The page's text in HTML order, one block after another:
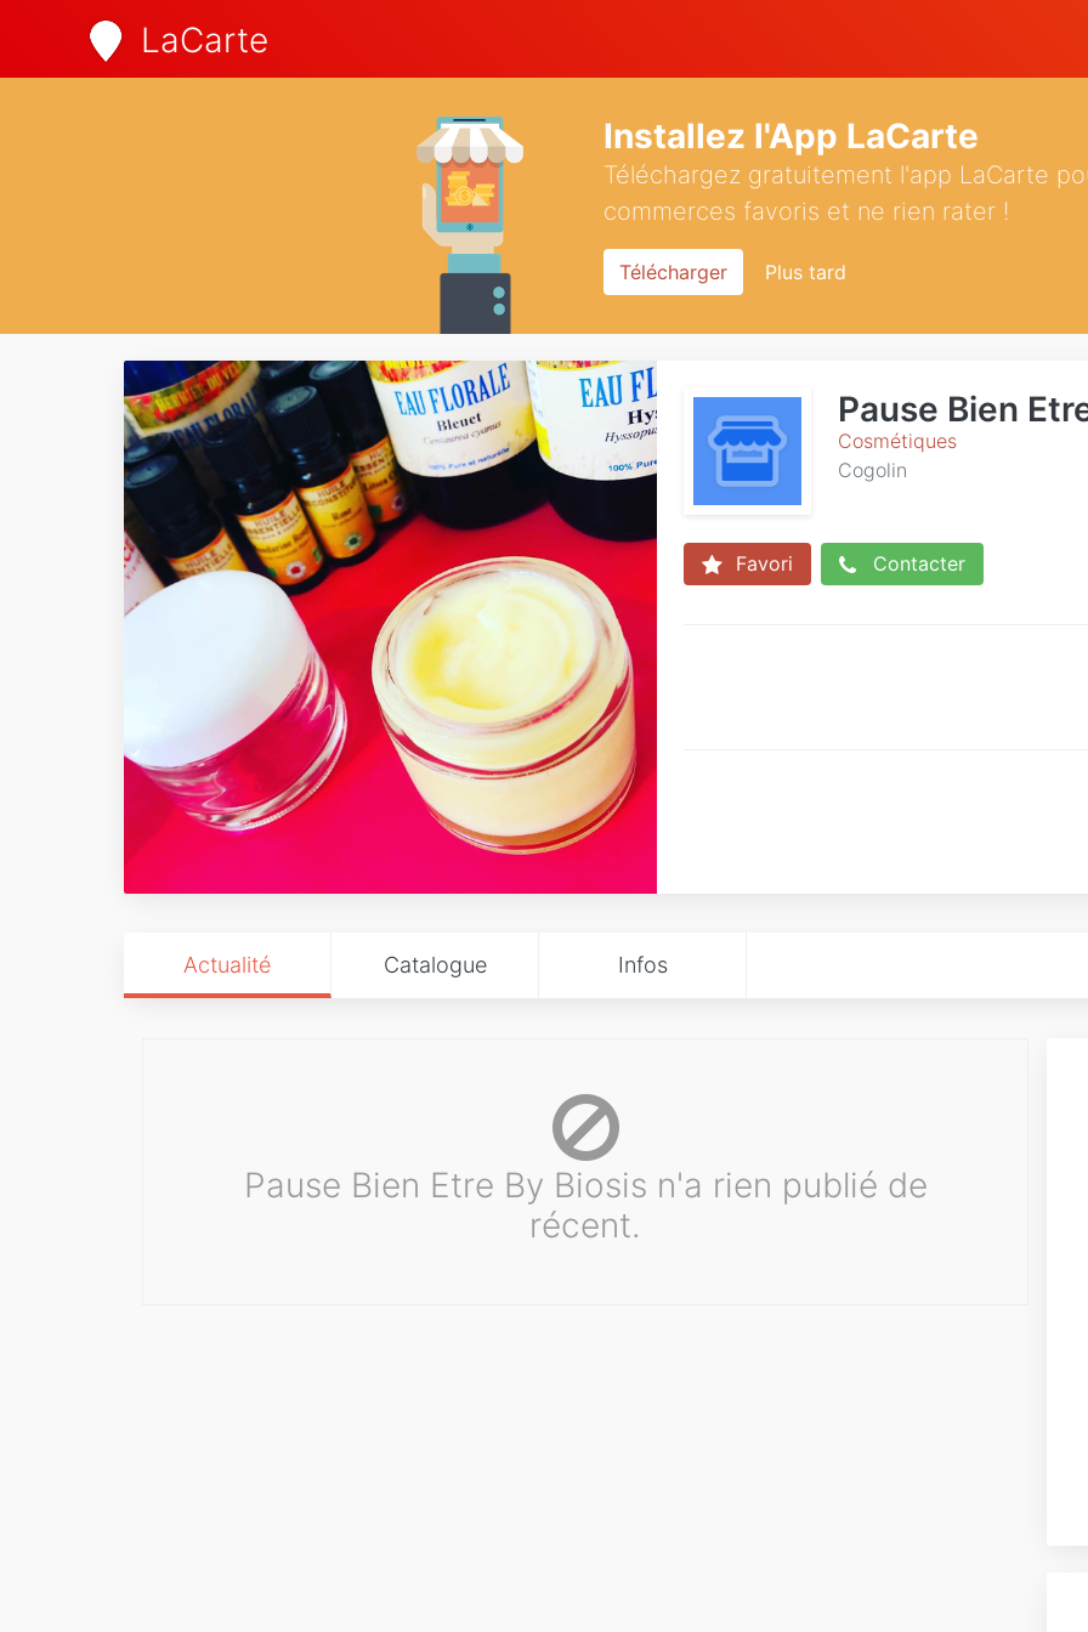
LaCarte
Installez l'App LaCarte
Téléchargez gratuitement l'app LaCarte
commerces favoris et ne rien rater !
Télécharger Plus tard
Pause Bien
Cosmétiques
Cogolin
Favori Contacter
Actualité Catalogue Infos
Pause Bien Etre By Biosis n'a rien publié de
récent.